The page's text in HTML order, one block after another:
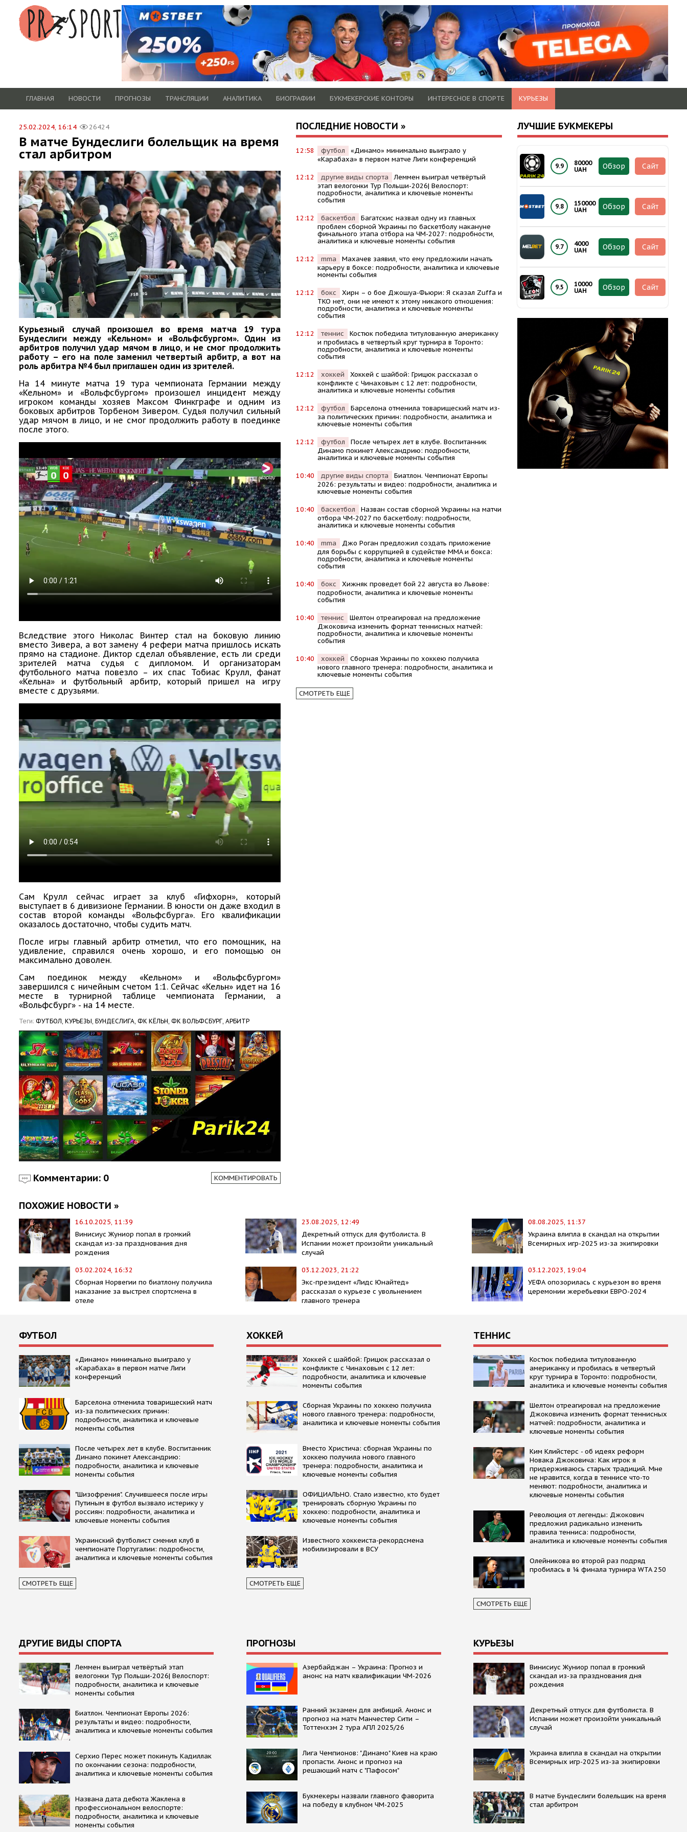
ГЛАВНАЯ НОВОСТИ ПРОГНОЗЫ ТРАНСЛЯЦИИ АНАЛИТИКА БИОГРАФИИ БУКМЕКЕРСКИЕ КОНТОРЫ ИНТЕРЕСНОЕ В СПОРТЕ КУРЬЕЗЫ
25.02.2024, 16:14 26424
В матче Бундеслиги болельщик на время
стал арбитром
Курьезный случай произошел во время матча 19 тура
Бундеслиги между «Кельном» и «Вольфсбургом». Один из
арбитров получил удар мячом в лицо, и не смог продолжить
работу – его на поле заменил четвертый арбитр, а вот на
роль арбитра №4 был приглашен один из зрителей.
На 14 минуте матча 19 тура чемпионата Германии между
«Кельном» и «Вольфсбургом» произошел инцидент между
игроком команды хозяев Максом Финкграфе и одним из
боковых арбитров Торбеном Зивером. Судья получил сильный
удар мячом в лицо, и не смог продолжить работу в поединке
после этого.
Вследствие этого Николас Винтер стал на боковую линию
вместо Зивера, а вот замену 4 рефери матча пришлось искать
прямо на стадионе. Диктор сделал объявление, есть ли среди
зрителей матча судья с дипломом. И организаторам
футбольного матча повезло – их спас Тобиас Крулл, фанат
«Кельна» и футбольный арбитр, который пришел на игру
вместе с друзьями.
Сам Крулл сейчас играет за клуб «Гифхорн», который
выступает в 6 дивизионе Германии. В юности он даже входил в
состав второй команды «Вольфсбурга». Его квалификации
оказалось достаточно, чтобы судить матч.
После игры главный арбитр отметил, что его помощник, на
удивление, справился очень хорошо, и его помощью он
максимально доволен.
Сам поединок между «Кельном» и «Вольфсбургом»
завершился с ничейным счетом 1:1. Сейчас «Кельн» идет на 16
месте в турнирной таблице чемпионата Германии, а
«Вольфсбург» - на 14 месте.
Теги: ФУТБОЛ, КУРЬЕЗЫ, БУНДЕСЛИГА, ФК КЁЛЬН, ФК ВОЛЬФСБУРГ, АРБИТР
Комментарии: 0 КОММЕНТИРОВАТЬ
ПОСЛЕДНИЕ НОВОСТИ »
12:58 футбол
«Динамо» минимально выиграло у
«Карабаха» в первом матче Лиги конференций
12:12 другие виды спорта
Леммен выиграл четвёртый
этап велогонки Тур Польши-2026| Велоспорт:
подробности, аналитика и ключевые моменты
события
12:12 баскетбол
Багатскис назвал одну из главных
проблем сборной Украины по баскетболу накануне
финального этапа отбора на ЧМ-2027: подробности,
аналитика и ключевые моменты события
12:12 mma
Махачев заявил, что ему предложили начать
карьеру в боксе: подробности, аналитика и ключевые
моменты события
12:12 бокс
Хирн – о бое Джошуа-Фьюри: Я сказал Zuffa и
TKO нет, они не имеют к этому никакого отношения:
подробности, аналитика и ключевые моменты
события
12:12 теннис
Костюк победила титулованную американку
и пробилась в четвертый круг турнира в Торонто:
подробности, аналитика и ключевые моменты
события
12:12 хоккей
Хоккей с шайбой: Грицюк рассказал о
конфликте с Чинаховым с 12 лет: подробности,
аналитика и ключевые моменты события
12:12 футбол
Барселона отменила товарищеский матч из-
за политических причин: подробности, аналитика и
ключевые моменты события
12:12 футбол
После четырех лет в клубе. Воспитанник
Динамо покинет Александрию: подробности,
аналитика и ключевые моменты события
10:40 другие виды спорта
Биатлон. Чемпионат Европы
2026: результаты и видео: подробности, аналитика и
ключевые моменты события
10:40 баскетбол
Назван состав сборной Украины на матчи
отбора ЧМ-2027 по баскетболу: подробности,
аналитика и ключевые моменты события
10:40 mma
Джо Роган предложил создать приложение
для борьбы с коррупцией в судействе MMA и бокса:
подробности, аналитика и ключевые моменты
события
10:40 бокс
Хижняк проведет бой 22 августа во Львове:
подробности, аналитика и ключевые моменты
события
10:40 теннис
Шелтон отреагировал на предложение
Джоковича изменить формат теннисных матчей:
подробности, аналитика и ключевые моменты
события
10:40 хоккей
Сборная Украины по хоккею получила
нового главного тренера: подробности, аналитика и
ключевые моменты события
СМОТРЕТЬ ЕЩЕ
ЛУЧШИЕ БУКМЕКЕРЫ
9.9
80000
UAH
Обзор Сайт
9.8
150000
UAH
Обзор Сайт
9.7
4000
UAH
Обзор Сайт
9.5
10000
UAH
Обзор Сайт
ПОХОЖИЕ НОВОСТИ »
16.10.2025, 11:39
Винисиус Жуниор попал в громкий
скандал из-за празднования дня
рождения
23.08.2025, 12:49
Декретный отпуск для футболиста. В
Испании может произойти уникальный
случай
08.08.2025, 11:37
Украина влипла в скандал на открытии
Всемирных игр-2025 из-за экипировки
03.02.2024, 16:32
Сборная Норвегии по биатлону получила
наказание за выстрел спортсмена в
отеле
03.12.2023, 21:22
Экс-президент «Лидс Юнайтед»
рассказал о курьезе с увольнением
главного тренера
03.12.2023, 19:04
УЕФА опозорилась с курьезом во время
церемонии жеребьевки ЕВРО-2024
ФУТБОЛ
«Динамо» минимально выиграло у
«Карабаха» в первом матче Лиги
конференций
Барселона отменила товарищеский матч
из-за политических причин:
подробности, аналитика и ключевые
моменты события
После четырех лет в клубе. Воспитанник
Динамо покинет Александрию:
подробности, аналитика и ключевые
моменты события
"Шизофрения". Случившееся после игры
Путиным в футбол вызвало истерику у
россиян: подробности, аналитика и
ключевые моменты события
Украинский футболист сменил клуб в
чемпионате Португалии: подробности,
аналитика и ключевые моменты события
СМОТРЕТЬ ЕЩЕ
ХОККЕЙ
Хоккей с шайбой: Грицюк рассказал о
конфликте с Чинаховым с 12 лет:
подробности, аналитика и ключевые
моменты события
Сборная Украины по хоккею получила
нового главного тренера: подробности,
аналитика и ключевые моменты события
Вместо Христича: сборная Украины по
хоккею получила нового главного
тренера: подробности, аналитика и
ключевые моменты события
ОФИЦИАЛЬНО. Стало известно, кто будет
тренировать сборную Украины по
хоккею: подробности, аналитика и
ключевые моменты события
Известного хоккеиста-рекордсмена
мобилизировали в ВСУ
СМОТРЕТЬ ЕЩЕ
ТЕННИС
Костюк победила титулованную
американку и пробилась в четвертый
круг турнира в Торонто: подробности,
аналитика и ключевые моменты события
Шелтон отреагировал на предложение
Джоковича изменить формат теннисных
матчей: подробности, аналитика и
ключевые моменты события
Kим Kлийстерс - об идеях реформ
Новака Джоковича: Kак игрок я
придерживаюсь старых традиций. Мне
не нравится, когда в теннисе что-то
меняют: подробности, аналитика и
ключевые моменты события
Революция от легенды: Джокович
предложил радикально изменить
правила тенниса: подробности,
аналитика и ключевые моменты события
Олейникова во второй раз подряд
пробилась в ¼ финала турнира WTA 250
СМОТРЕТЬ ЕЩЕ
ДРУГИЕ ВИДЫ СПОРТА
Леммен выиграл четвёртый этап
велогонки Тур Польши-2026| Велоспорт:
подробности, аналитика и ключевые
моменты события
Биатлон. Чемпионат Европы 2026:
результаты и видео: подробности,
аналитика и ключевые моменты события
Серхио Перес может покинуть Кадиллак
по окончании сезона: подробности,
аналитика и ключевые моменты события
Названа дата дебюта Жаклена в
профессиональном велоспорте:
подробности, аналитика и ключевые
моменты события
ПРОГНОЗЫ
Азербайджан – Украина: Прогноз и
анонс на матч квалификации ЧМ-2026
Ранний экзамен для амбиций. Анонс и
прогноз на матч Манчестер Сити –
Тоттенхэм 2 тура АПЛ 2025/26
Лига Чемпионов: "Динамо" Киев на краю
пропасти. Анонс и прогноз на
решающий матч с "Пафосом"
Букмекеры назвали главного фаворита
на победу в клубном ЧМ-2025
КУРЬЕЗЫ
Винисиус Жуниор попал в громкий
скандал из-за празднования дня
рождения
Декретный отпуск для футболиста. В
Испании может произойти уникальный
случай
Украина влипла в скандал на открытии
Всемирных игр-2025 из-за экипировки
В матче Бундеслиги болельщик на время
стал арбитром